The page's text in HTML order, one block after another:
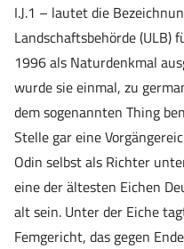
I.J.1 – lautet die
Landschaftsbehörde (ULB)
1996 als Naturdenkmal
wurde sie einmal, zu
dem sogenannten Thing
Stelle gar eine
Odin selbst als Richter
eine der ältesten Eichen
alt sein. Unter der Eiche
Femgericht, das gegen